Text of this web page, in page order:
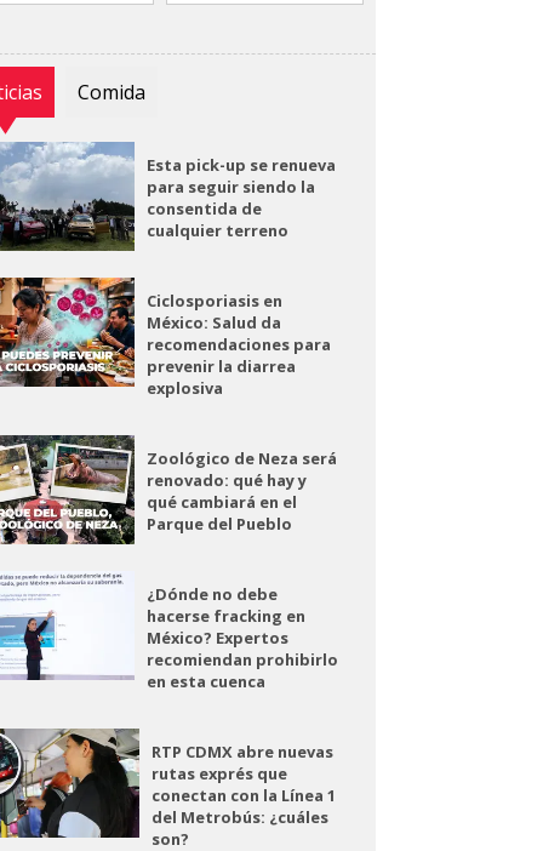
Comida
Esta pick-up se renueva
para seguir siendo la
consentida de
cualquier terreno
Ciclosporiasis en
México: Salud da
recomendaciones para
prevenir la diarrea
explosiva
Zoológico de Neza será
renovado: qué hay y
qué cambiará en el
Parque del Pueblo
¿Dónde no debe
hacerse fracking en
México? Expertos
recomiendan prohibirlo
en esta cuenca
RTP CDMX abre nuevas
rutas exprés que
conectan con la Línea 1
del Metrobús: ¿cuáles
son?